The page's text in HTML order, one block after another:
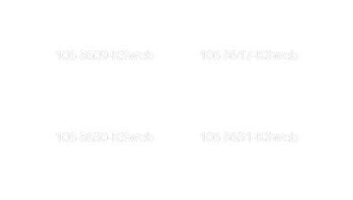
106 8609-KSweb 106 8617-KSweb
106 8630-KSweb 106 8631-KSweb